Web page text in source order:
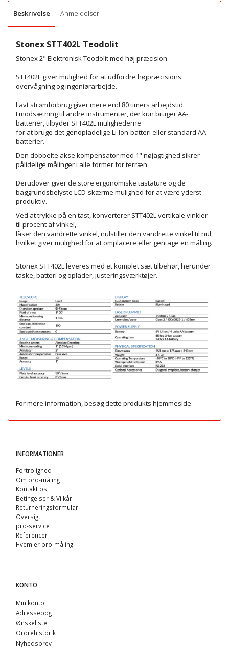
Beskrivelse Anmeldelser
Stonex STT402L Teodolit
Stonex 2" Elektronisk Teodolit med høj præcision
STT402L giver mulighed for at udfordre højpræcisions
overvågning og ingeniørarbejde.
Lavt strømforbrug giver mere end 80 timers arbejdstid.
I modsætning til andre instrumenter, der kun bruger AA-
batterier, tilbyder STT402L mulighederne
for at bruge det genopladelige Li-Ion-batteri eller standard AA-
batterier.
Den dobbelte akse kompensator med 1" nøjagtighed sikrer
pålidelige målinger i alle former for terræn.
Derudover giver de store ergonomiske tastature og de
baggrundsbelyste LCD-skærme mulighed for at være yderst
produktiv.
Ved at trykke på en tast, konverterer STT402L vertikale vinkler
til procent af vinkel,
låser den vandrette vinkel, nulstiller den vandrette vinkel til nul,
hvilket giver mulighed for at omplacere eller gentage en måling.
Stonex STT402L leveres med et komplet sæt tilbehør, herunder
taske, batteri og oplader, justeringsværktøjer.
For mere information, besøg dette produkts hjemmeside.
INFORMATIONER
Fortrolighed
Om pro-måling
Kontakt os
Betingelser & Vilkår
Returneringsformular
Oversigt
pro-service
Referencer
Hvem er pro-måling
KONTO
Min konto
Adressebog
Ønskeliste
Ordrehistorik
Nyhedsbrev